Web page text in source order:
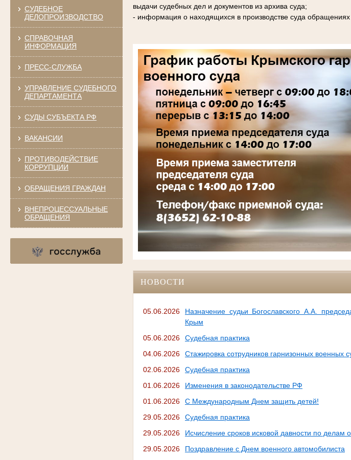
СУДЕБНОЕ
ДЕЛОПРОИЗВОДСТВО
СПРАВОЧНАЯ
ИНФОРМАЦИЯ
ПРЕСС-СЛУЖБА
УПРАВЛЕНИЕ СУДЕБНОГО
ДЕПАРТАМЕНТА
СУДЫ СУБЪЕКТА РФ
ВАКАНСИИ
ПРОТИВОДЕЙСТВИЕ
КОРРУПЦИИ
ОБРАЩЕНИЯ ГРАЖДАН
ВНЕПРОЦЕССУАЛЬНЫЕ
ОБРАЩЕНИЯ
выдачи судебных дел и документов из архива суда;
- информация о находящихся в производстве суда обращениях
НОВОСТИ
05.06.2026
Назначение судьи Богославского А.А.
Крым
05.06.2026
Судебная практика
04.06.2026
Стажировка сотрудников гарнизонных
02.06.2026
Судебная практика
01.06.2026
Изменения в законодательстве РФ
01.06.2026
С Международным Днем защить детей!
29.05.2026
Судебная практика
29.05.2026
Исчисление сроков исковой давности по
29.05.2026
Поздравление с Днем военного автомобилиста